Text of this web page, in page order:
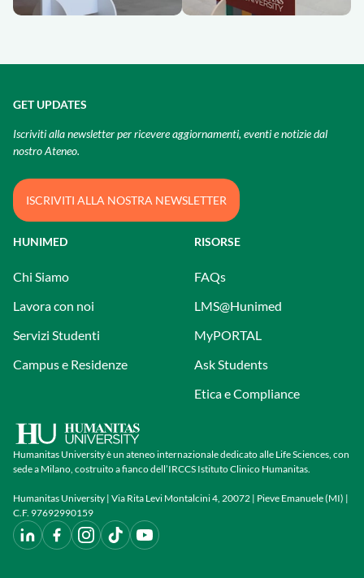
Humanitas University è un ateneo internazionale dedicato alle Life Sciences, con
sede a Milano, costruito a fianco dell’IRCCS Istituto Clinico Humanitas.
Humanitas University | Via Rita Levi Montalcini 4, 20072 | Pieve Emanuele (MI) |
C.F. 97692990159
HUNIMED
Chi Siamo
Lavora con noi
Servizi Studenti
Campus e Residenze
RISORSE
FAQs
LMS@Hunimed
MyPORTAL
Ask Students
Etica e Compliance
GET UPDATES
Iscriviti alla newsletter per ricevere aggiornamenti, eventi e notizie dal
nostro Ateneo.
ISCRIVITI ALLA NOSTRA NEWSLETTER